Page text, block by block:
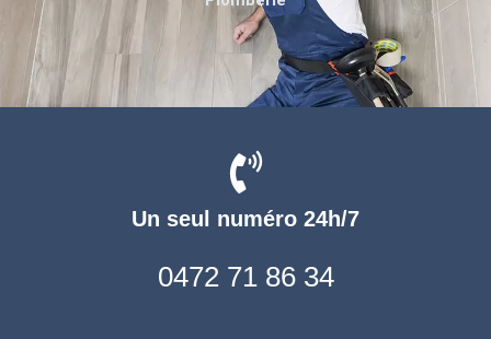
Un seul numéro 24h/7
0472 71 86 34